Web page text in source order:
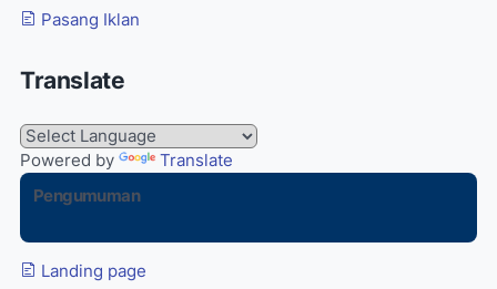
Pasang Iklan
Translate
Powered by
Translate
Pengumuman
Landing page